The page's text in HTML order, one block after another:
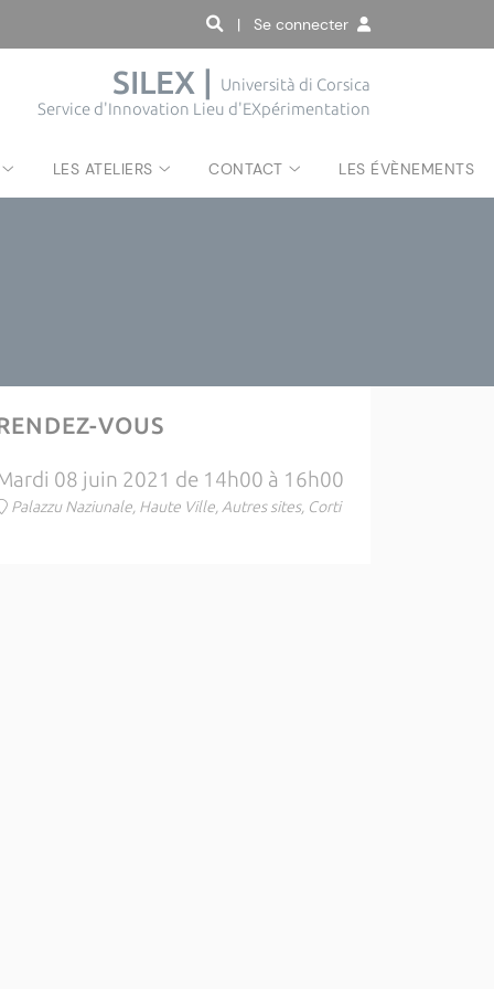
| Se connecter
SILEX |
Università di Corsica
Service d'Innovation Lieu d'EXpérimentation
LES ATELIERS CONTACT LES ÉVÈNEMENTS
VOUS
08 juin 2021 de 14h00 à 16h00
Palazzu Naziunale, Haute Ville, Autres sites, Corti